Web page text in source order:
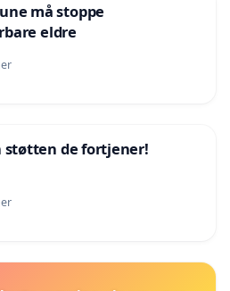
må stoppe
eldre
støtten de fortjener!